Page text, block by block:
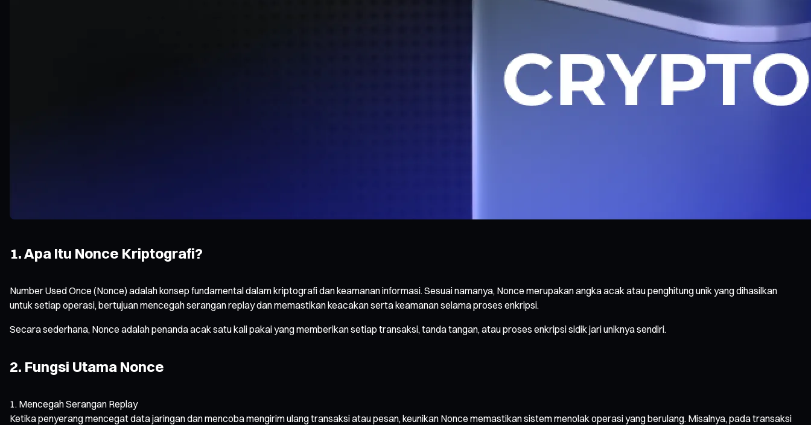
1. Apa Itu Nonce Kriptografi?
Number Used Once (Nonce) adalah konsep fundamental dalam kriptografi dan keamanan informasi. Sesuai namanya, Nonce merupakan angka acak atau penghitung unik yang dihasilkan
untuk setiap operasi, bertujuan mencegah serangan replay dan memastikan keacakan serta keamanan selama proses enkripsi.
Secara sederhana, Nonce adalah penanda acak satu kali pakai yang memberikan setiap transaksi, tanda tangan, atau proses enkripsi sidik jari uniknya sendiri.
2. Fungsi Utama Nonce
Mencegah Serangan Replay
Ketika penyerang mencegat data jaringan dan mencoba mengirim ulang transaksi atau pesan, keunikan Nonce memastikan sistem menolak operasi yang berulang. Misalnya, pada transaksi